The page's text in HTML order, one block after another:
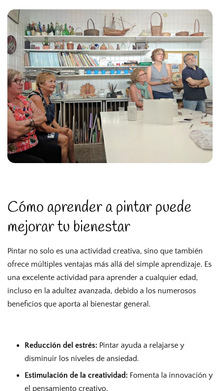
Cómo aprender a pintar puede
mejorar tu bienestar
Pintar no solo es una actividad creativa, sino que también
ofrece múltiples ventajas más allá del simple aprendizaje. Es
una excelente actividad para aprender a cualquier edad,
incluso en la adultez avanzada, debido a los numerosos
beneficios que aporta al bienestar general.
Reducción del estrés: Pintar ayuda a relajarse y
disminuir los niveles de ansiedad.
Estimulación de la creatividad: Fomenta la innovación y
el pensamiento creativo.